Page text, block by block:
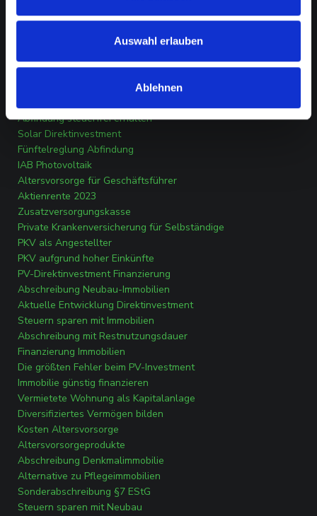
Auswahl erlauben
Ablehnen
Datenschutz
Abfindung steuerfrei erhalten
Solar Direktinvestment
Fünftelreglung Abfindung
IAB Photovoltaik
Altersvorsorge für Geschäftsführer
Aktienrente 2023
Zusatzversorgungskasse
Private Krankenversicherung für Selbständige
PKV als Angestellter
PKV aufgrund hoher Einkünfte
PV-Direktinvestment Finanzierung
Abschreibung Neubau-Immobilien
Aktuelle Entwicklung Direktinvestment
Steuern sparen mit Immobilien
Abschreibung mit Restnutzungsdauer
Finanzierung Immobilien
Die größten Fehler beim PV-Investment
Immobilie günstig finanzieren
Vermietete Wohnung als Kapitalanlage
Diversifiziertes Vermögen bilden
Kosten Altersvorsorge
Altersvorsorgeprodukte
Abschreibung Denkmalimmobilie
Alternative zu Pflegeimmobilien
Sonderabschreibung §7 EStG
Steuern sparen mit Neubau